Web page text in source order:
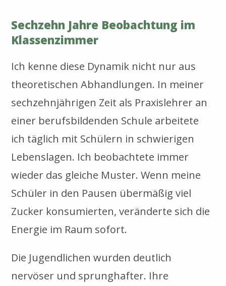
Sechzehn Jahre Beobachtung im
Klassenzimmer
Ich kenne diese Dynamik nicht nur aus
theoretischen Abhandlungen. In meiner
sechzehnjährigen Zeit als Praxislehrer an
einer berufsbildenden Schule arbeitete
ich täglich mit Schülern in schwierigen
Lebenslagen. Ich beobachtete immer
wieder das gleiche Muster. Wenn meine
Schüler in den Pausen übermäßig viel
Zucker konsumierten, veränderte sich die
Energie im Raum sofort.
Die Jugendlichen wurden deutlich
nervöser und sprunghafter. Ihre